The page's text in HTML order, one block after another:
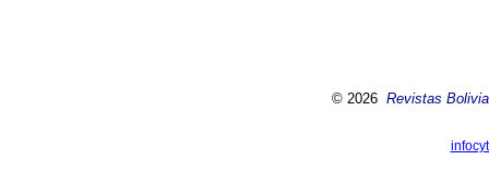
© 2026 Revistas